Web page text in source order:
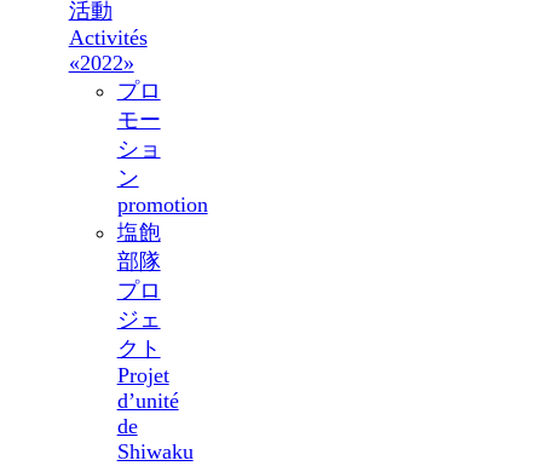
活動
Activités
«2022»
プロ
モー
ショ
ン
promotion
塩飽
部隊
プロ
ジェ
クト
Projet
d’unité
de
Shiwaku